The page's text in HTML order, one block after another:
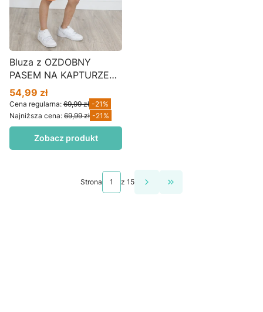
Bluza z OZDOBNY
PASEM NA KAPTURZE
orange BZ01
Cena promocyjna
54,99 zł
Cena regularna: 69,99 zł -21%
Najniższa cena: 69,99 zł -21%
Zobacz produkt
Strona z 15 Przejdź do ostatniej